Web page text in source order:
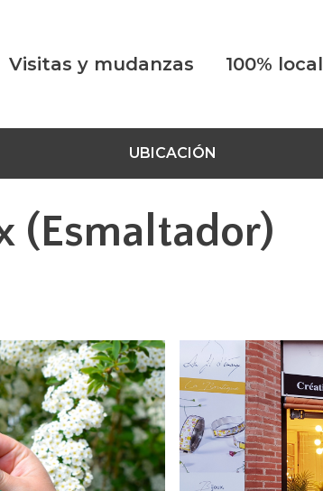
Visitas y mudanzas 100% local
UBICACIÓN
(Esmaltador)